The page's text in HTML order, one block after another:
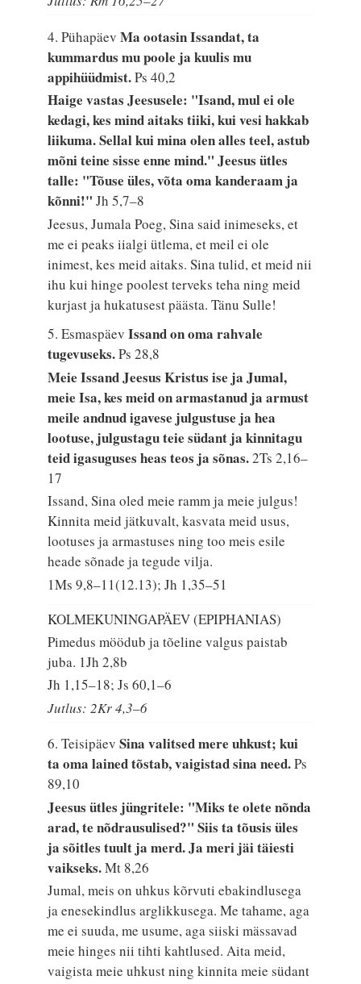
4. PühapäevMa ootasin Issandat, ta
kummardus mu poole ja kuulis mu
appihüüdmist.Ps 40,2
Haige vastas Jeesusele: "Isand, mul ei ole
kedagi, kes mind aitaks tiiki, kui vesi hakkab
liikuma. Sellal kui mina olen alles teel, astub
mõni teine sisse enne mind." Jeesus ütles
talle: "Tõuse üles, võta oma kanderaam ja
kõnni!"Jh 5,7–8
Jeesus, Jumala Poeg, Sina said inimeseks, et
me ei peaks iialgi ütlema, et meil ei ole
inimest, kes meid aitaks. Sina tulid, et meid nii
ihu kui hinge poolest terveks teha ning meid
kurjast ja hukatusest päästa. Tänu Sulle!
5. EsmaspäevIssand on oma rahvale
tugevuseks.Ps 28,8
Meie Issand Jeesus Kristus ise ja Jumal,
meie Isa, kes meid on armastanud ja armust
meile andnud igavese julgustuse ja hea
lootuse, julgustagu teie südant ja kinnitagu
teid igasuguses heas teos ja sõnas.2Ts 2,16–
17
Issand, Sina oled meie ramm ja meie julgus!
Kinnita meid jätkuvalt, kasvata meid usus,
lootuses ja armastuses ning too meis esile
heade sõnade ja tegude vilja.
1Ms 9,8–11(12.13); Jh 1,35–51
KOLMEKUNINGAPÄEV (EPIPHANIAS)
Pimedus möödub ja tõeline valgus paistab
juba. 1Jh 2,8b
Jh 1,15–18; Js 60,1–6
Jutlus: 2Kr 4,3–6
6. TeisipäevSina valitsed mere uhkust; kui
ta oma lained tõstab, vaigistad sina need.Ps
89,10
Jeesus ütles jüngritele: "Miks te olete nõnda
arad, te nõdrausulised?" Siis ta tõusis üles
ja sõitles tuult ja merd. Ja meri jäi täiesti
vaikseks.Mt 8,26
Jumal, meis on uhkus kõrvuti ebakindlusega
ja enesekindlus arglikkusega. Me tahame, aga
me ei suuda, me usume, aga siiski mässavad
meie hinges nii tihti kahtlused. Aita meid,
vaigista meie uhkust ning kinnita meie südant